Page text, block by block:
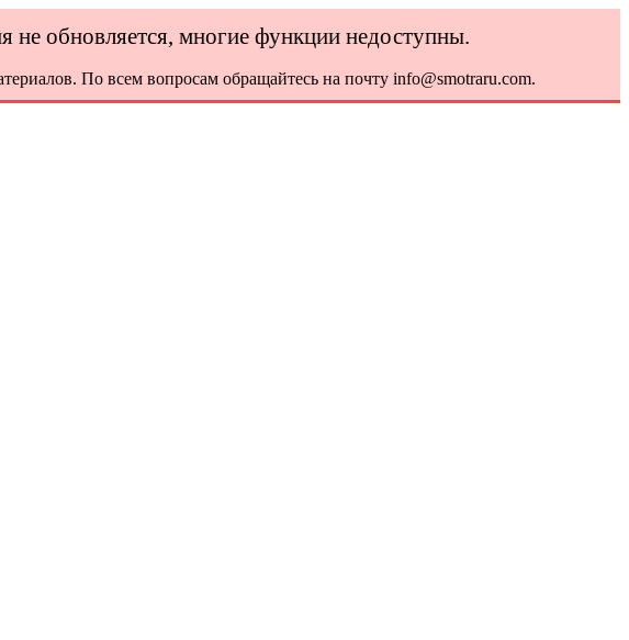
не обновляется, многие функции недоступны.
По всем вопросам обращайтесь на почту info@smotraru.com.